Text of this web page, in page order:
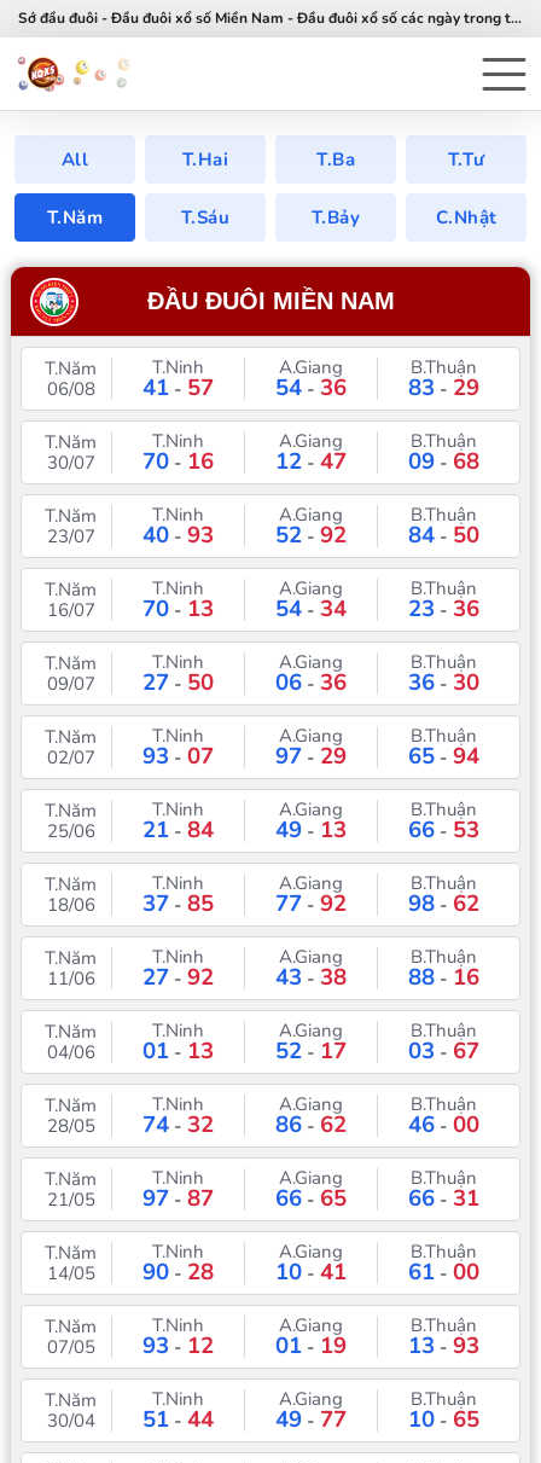
Sớ đầu đuôi - Đầu đuôi xổ số Miền Nam - Đầu đuôi xổ số các ngày trong tuần
All T.Hai T.Ba T.Tư
T.Năm T.Sáu T.Bảy C.Nhật
ĐẦU ĐUÔI MIỀN NAM
T.Năm
06/08
T.Ninh
41- 57
A.Giang
54- 36
B.Thuận
83 - 29
T.Năm
30/07
T.Ninh
70- 16
A.Giang
12- 47
B.Thuận
09- 68
T.Năm
23/07
T.Ninh
40- 93
A.Giang
52- 92
B.Thuận
84- 50
T.Năm
16/07
T.Ninh
70- 13
A.Giang
54- 34
B.Thuận
23 - 36
T.Năm
09/07
T.Ninh
27- 50
A.Giang
06- 36
B.Thuận
36- 30
T.Năm
02/07
T.Ninh
93 - 07
A.Giang
97- 29
B.Thuận
65- 94
T.Năm
25/06
T.Ninh
21- 84
A.Giang
49- 13
B.Thuận
66- 53
T.Năm
18/06
T.Ninh
37- 85
A.Giang
77- 92
B.Thuận
98- 62
T.Năm
11/06
T.Ninh
27- 92
A.Giang
43 - 38
B.Thuận
88- 16
T.Năm
04/06
T.Ninh
01- 13
A.Giang
52- 17
B.Thuận
03 - 67
T.Năm
28/05
T.Ninh
74- 32
A.Giang
86- 62
B.Thuận
46- 00
T.Năm
21/05
T.Ninh
97- 87
A.Giang
66- 65
B.Thuận
66- 31
T.Năm
14/05
T.Ninh
90- 28
A.Giang
10- 41
B.Thuận
61- 00
T.Năm
07/05
T.Ninh
93 - 12
A.Giang
01- 19
B.Thuận
13 - 93
T.Năm
30/04
T.Ninh
51- 44
A.Giang
49- 77
B.Thuận
10- 65